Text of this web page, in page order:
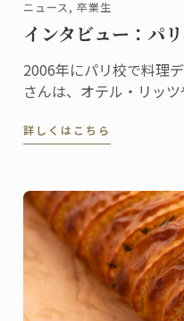
ニュース, 卒業生
インタビュー：パ
2006年にパリ校で料理
さんは、オテル・リッ
の高級リゾート、ヘビチ
詳しくはこちら